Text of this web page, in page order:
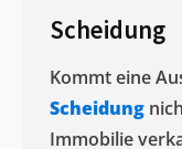
Scheidung
Kommt eine
Scheidung
Immobilie